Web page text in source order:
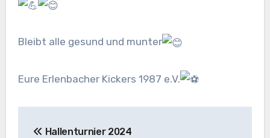
Bleibt alle gesund und munter
Eure Erlenbacher Kickers 1987 e.V.
Hallenturnier 2024